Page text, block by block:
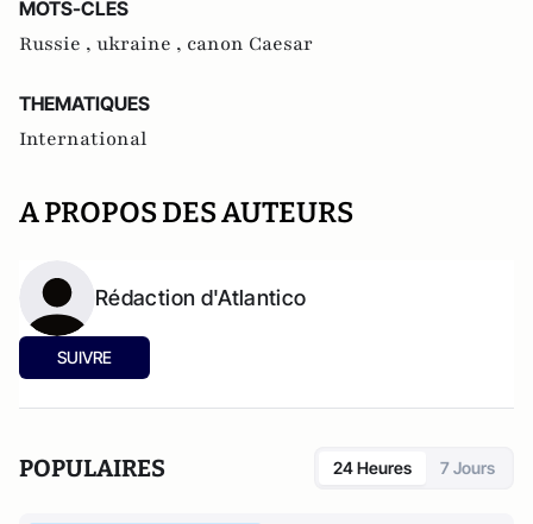
MOTS-CLES
Russie , ukraine , canon Caesar
THEMATIQUES
International
A PROPOS DES AUTEURS
Rédaction d'Atlantico
SUIVRE
POPULAIRES 24 Heures 7 Jours